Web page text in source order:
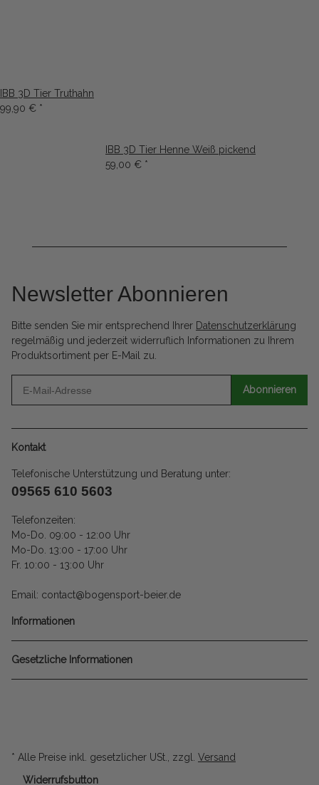
IBB 3D Tier Truthahn
99,90 € *
IBB 3D Tier Henne Weiß pickend
59,00 € *
Newsletter Abonnieren
Bitte senden Sie mir entsprechend Ihrer Datenschutzerklärung
regelmäßig und jederzeit widerruflich Informationen zu Ihrem
Produktsortiment per E-Mail zu.
Abonnieren
Kontakt
Telefonische Unterstützung und Beratung unter:
09565 610 5603
Telefonzeiten:
Mo-Do. 09:00 - 12:00 Uhr
Mo-Do. 13:00 - 17:00 Uhr
Fr. 10:00 - 13:00 Uhr
Email: contact@bogensport-beier.de
Informationen
Gesetzliche Informationen
* Alle Preise inkl. gesetzlicher USt., zzgl. Versand
Widerrufsbutton